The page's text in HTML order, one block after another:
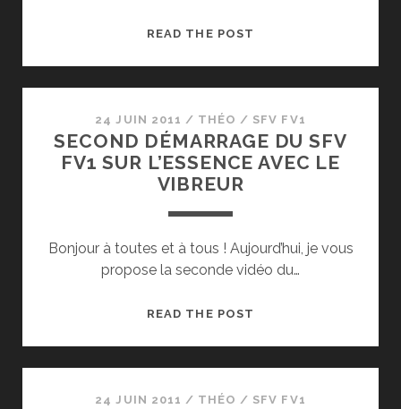
READ THE POST
VIERZON,
SUPER202
24 JUIN 2011 / THÉO / SFV FV1
SECOND DÉMARRAGE DU SFV
FV1 SUR L’ESSENCE AVEC LE
VIBREUR
Bonjour à toutes et à tous ! Aujourd’hui, je vous
propose la seconde vidéo du…
READ THE POST
FV1
24 JUIN 2011 / THÉO / SFV FV1